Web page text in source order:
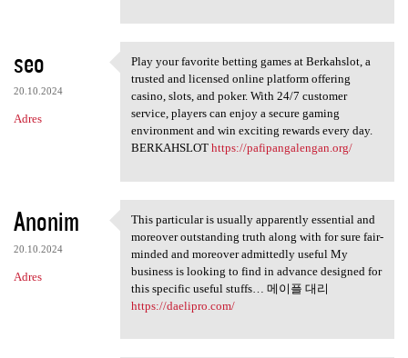
seo
20.10.2024
Adres
Play your favorite betting
Play your favorite betting games at Berkahslot, a
trusted and licensed online platform offering
casino, slots, and poker. With 24/7 customer
service, players can enjoy a secure gaming
environment and win exciting rewards every day.
BERKAHSLOT https://pafipangalengan.org/
Anonim
20.10.2024
Adres
This particular is usually
This particular is usually apparently essential and
moreover outstanding truth along with for sure fair-
minded and moreover admittedly useful My
business is looking to find in advance designed for
this specific useful stuffs… 메이플 대리
https://daelipro.com/